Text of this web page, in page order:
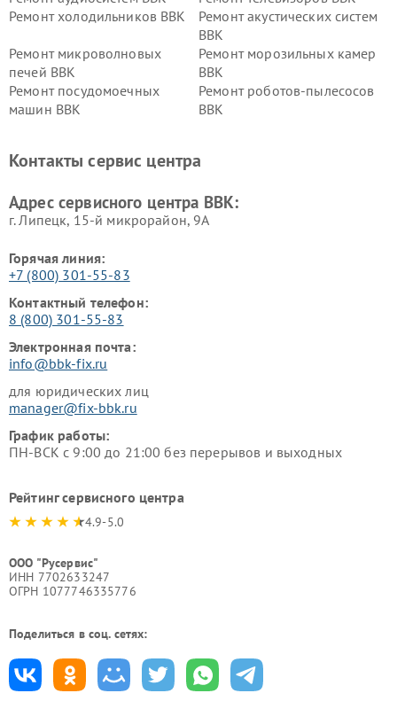
Ремонт холодильников BBK
Ремонт акустических систем
BBK
Ремонт микроволновых
печей BBK
Ремонт морозильных камер
BBK
Ремонт посудомоечных
машин BBK
Ремонт роботов-пылесосов
BBK
Ремонт винных шкафов BBK
Контакты сервис центра
Адрес сервисного центра BBK:
г. Липецк, 15-й микрорайон, 9А
Горячая линия:
+7 (800) 301-55-83
Контактный телефон:
8 (800) 301-55-83
Электронная почта:
info@bbk-fix.ru
для юридических лиц
manager@fix-bbk.ru
График работы:
ПН-ВСК с 9:00 до 21:00 без перерывов и выходных
Рейтинг сервисного центра
4.9-5.0
ООО "Русервис"
ИНН 7702633247
ОГРН 1077746335776
Поделиться в соц. сетях: